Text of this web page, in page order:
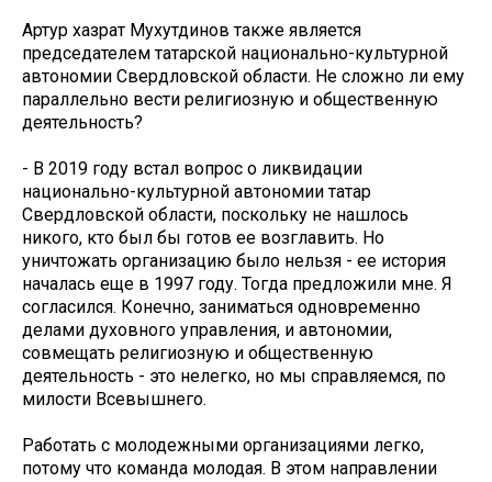
Артур хазрат Мухутдинов также является
председателем татарской национально-культурной
автономии Свердловской области. Не сложно ли ему
параллельно вести религиозную и общественную
деятельность?
- В 2019 году встал вопрос о ликвидации
национально-культурной автономии татар
Свердловской области, поскольку не нашлось
никого, кто был бы готов ее возглавить. Но
уничтожать организацию было нельзя - ее история
началась еще в 1997 году. Тогда предложили мне. Я
согласился. Конечно, заниматься одновременно
делами духовного управления, и автономии,
совмещать религиозную и общественную
деятельность - это нелегко, но мы справляемся, по
милости Всевышнего.
Работать с молодежными организациями легко,
потому что команда молодая. В этом направлении